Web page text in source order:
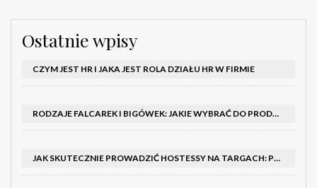
Ostatnie wpisy
CZYM JEST HR I JAKA JEST ROLA DZIAŁU HR W FIRMIE
RODZAJE FALCAREK I BIGÓWEK: JAKIE WYBRAĆ DO PRODUKCJI?
JAK SKUTECZNIE PROWADZIĆ HOSTESSY NA TARGACH: PORADNIK I SZKOLENIA